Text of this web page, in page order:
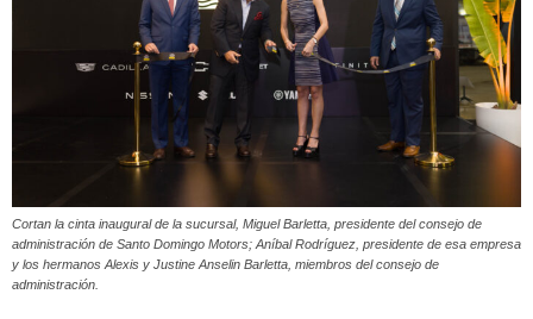
Cortan la cinta inaugural de la sucursal, Miguel Barletta, presidente del consejo de
administración de Santo Domingo Motors; Aníbal Rodríguez, presidente de esa empresa
y los hermanos Alexis y Justine Anselin Barletta, miembros del consejo de
administración.